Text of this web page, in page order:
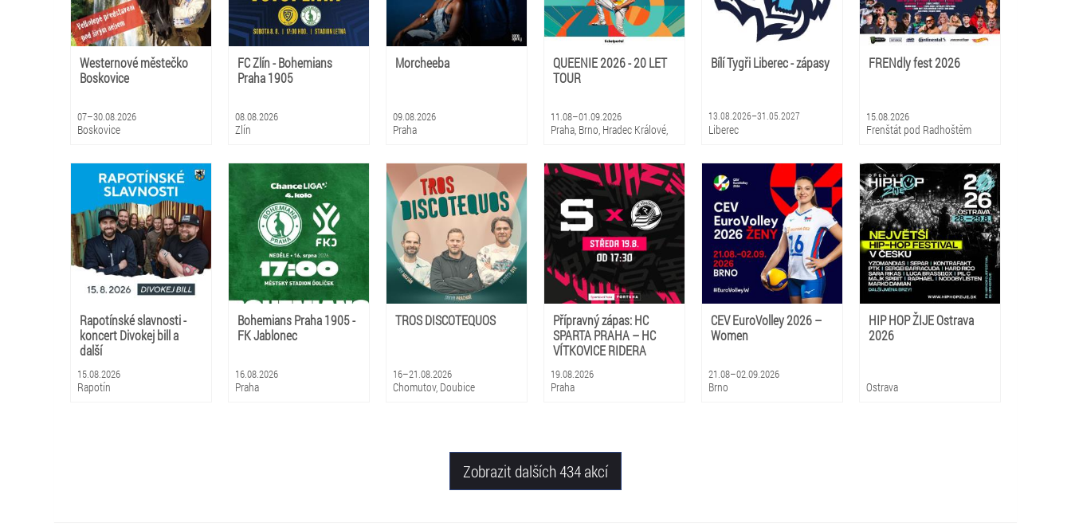
Westernové městečko
Boskovice
07–30.08.2026
Boskovice
FC Zlín - Bohemians
Praha 1905
08.08.2026
Zlín
Morcheeba
09.08.2026
Praha
QUEENIE 2026 - 20 LET
TOUR
11.08–01.09.2026
Praha, Brno, Hradec Králové,
Bílí Tygři Liberec - zápasy
13.08.2026–31.05.2027
Liberec
FRENdly fest 2026
15.08.2026
Frenštát pod Radhoštěm
Rapotínské slavnosti -
koncert Divokej bill a
další
15.08.2026
Rapotín
Bohemians Praha 1905 -
FK Jablonec
16.08.2026
Praha
TROS DISCOTEQUOS
16–21.08.2026
Chomutov, Doubice
Přípravný zápas: HC
SPARTA PRAHA – HC
VÍTKOVICE RIDERA
19.08.2026
Praha
CEV EuroVolley 2026 –
Women
21.08–02.09.2026
Brno
HIP HOP ŽIJE Ostrava
2026
Ostrava
Zobrazit dalších 434 akcí